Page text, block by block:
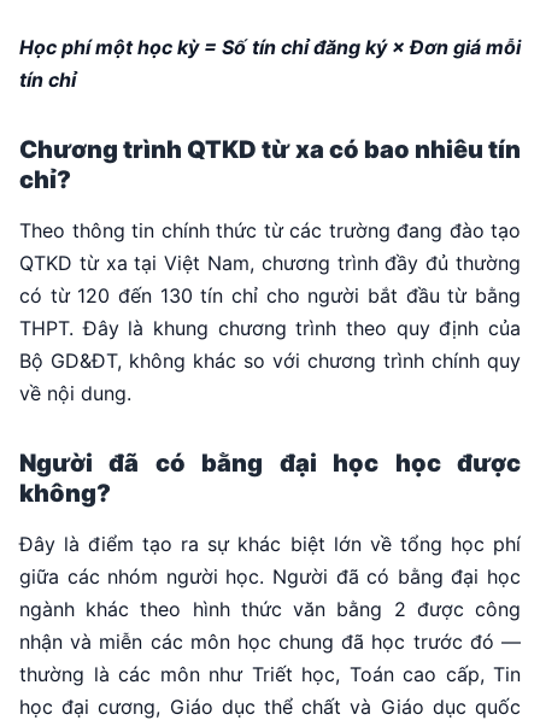
Học phí một học kỳ = Số tín chỉ đăng ký × Đơn giá mỗi
tín chỉ
Chương trình QTKD từ xa có bao nhiêu tín
chỉ?
Theo thông tin chính thức từ các trường đang đào tạo
QTKD từ xa tại Việt Nam, chương trình đầy đủ thường
có từ 120 đến 130 tín chỉ cho người bắt đầu từ bằng
THPT. Đây là khung chương trình theo quy định của
Bộ GD&ĐT, không khác so với chương trình chính quy
về nội dung.
Người đã có bằng đại học học được
không?
Đây là điểm tạo ra sự khác biệt lớn về tổng học phí
giữa các nhóm người học. Người đã có bằng đại học
ngành khác theo hình thức văn bằng 2 được công
nhận và miễn các môn học chung đã học trước đó —
thường là các môn như Triết học, Toán cao cấp, Tin
học đại cương, Giáo dục thể chất và Giáo dục quốc